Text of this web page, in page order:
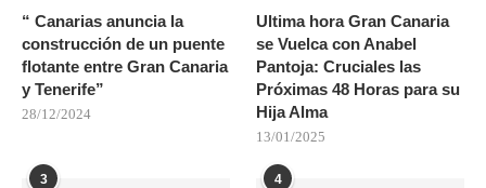
“ Canarias anuncia la
construcción de un puente
flotante entre Gran Canaria
y Tenerife”
28/12/2024
Ultima hora Gran Canaria
se Vuelca con Anabel
Pantoja: Cruciales las
Próximas 48 Horas para su
Hija Alma
13/01/2025
3 4